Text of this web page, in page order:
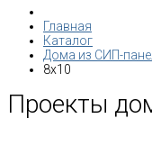
Главная
Каталог
Дома из СИП-
8x10
Проекты